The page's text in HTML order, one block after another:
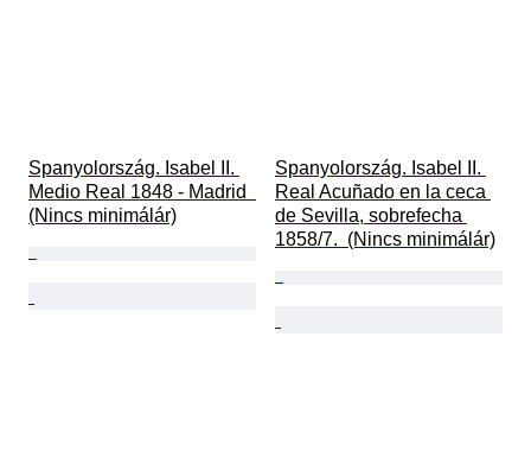
Spanyolország. Isabel II.
Medio Real 1848 - Madrid
(Nincs minimálár)
Spanyolország. Isabel II.
Real Acuñado en la ceca
de Sevilla, sobrefecha
1858/7.  (Nincs minimálár)